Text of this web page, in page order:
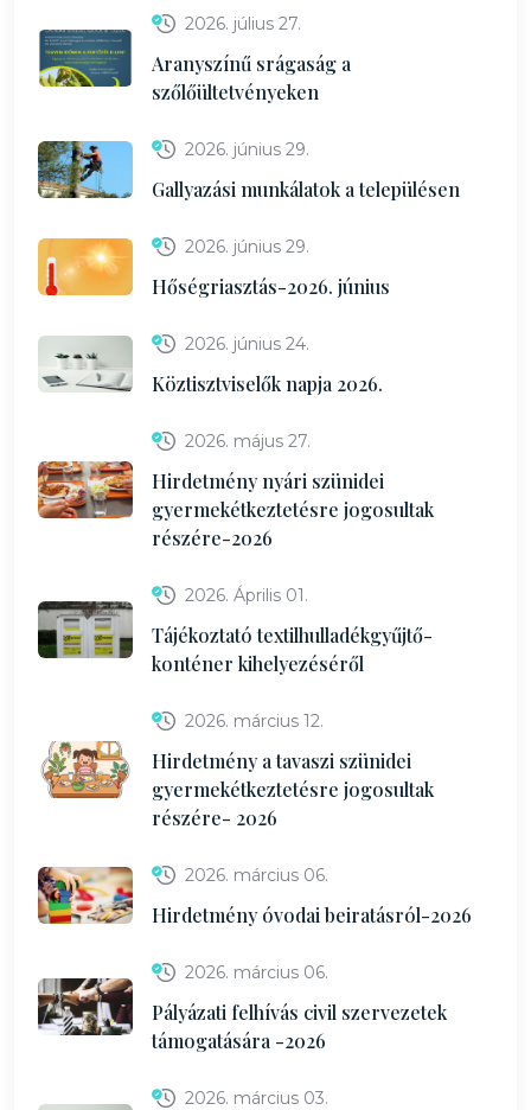
2026. július 27.
Aranyszínű srágaság a
szőlőültetvényeken
2026. június 29.
Gallyazási munkálatok a településen
2026. június 29.
Hőségriasztás-2026. június
2026. június 24.
Köztisztviselők napja 2026.
2026. május 27.
Hirdetmény nyári szünidei
gyermekétkeztetésre jogosultak
részére-2026
2026. Április 01.
Tájékoztató textilhulladékgyűjtő-
konténer kihelyezéséről
2026. március 12.
Hirdetmény a tavaszi szünidei
gyermekétkeztetésre jogosultak
részére- 2026
2026. március 06.
Hirdetmény óvodai beiratásról-2026
2026. március 06.
Pályázati felhívás civil szervezetek
támogatására -2026
2026. március 03.